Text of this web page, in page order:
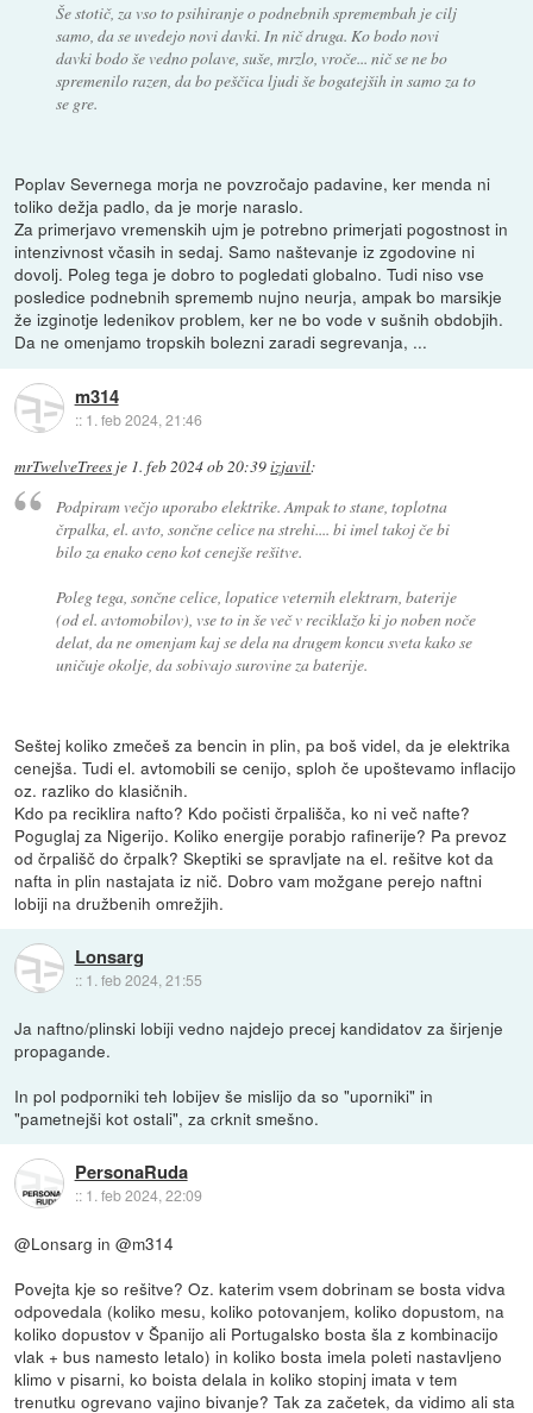
Še stotič, za vso to psihiranje o podnebnih spremembah je cilj
samo, da se uvedejo novi davki. In nič druga. Ko bodo novi
davki bodo še vedno polave, suše, mrzlo, vroče... nič se ne bo
spremenilo razen, da bo peščica ljudi še bogatejših in samo za to
se gre.
Poplav Severnega morja ne povzročajo padavine, ker menda ni
toliko dežja padlo, da je morje naraslo.
Za primerjavo vremenskih ujm je potrebno primerjati pogostnost in
intenzivnost včasih in sedaj. Samo naštevanje iz zgodovine ni
dovolj. Poleg tega je dobro to pogledati globalno. Tudi niso vse
posledice podnebnih sprememb nujno neurja, ampak bo marsikje
že izginotje ledenikov problem, ker ne bo vode v sušnih obdobjih.
Da ne omenjamo tropskih bolezni zaradi segrevanja, ...
m314
:: 1. feb 2024, 21:46
mrTwelveTrees je 1. feb 2024 ob 20:39izjavil:
Podpiram večjo uporabo elektrike. Ampak to stane, toplotna
črpalka, el. avto, sončne celice na strehi.... bi imel takoj če bi
bilo za enako ceno kot cenejše rešitve.
Poleg tega, sončne celice, lopatice veternih elektrarn, baterije
(od el. avtomobilov), vse to in še več v reciklažo ki jo noben noče
delat, da ne omenjam kaj se dela na drugem koncu sveta kako se
uničuje okolje, da sobivajo surovine za baterije.
Seštej koliko zmečeš za bencin in plin, pa boš videl, da je elektrika
cenejša. Tudi el. avtomobili se cenijo, sploh če upoštevamo inflacijo
oz. razliko do klasičnih.
Kdo pa reciklira nafto? Kdo počisti črpališča, ko ni več nafte?
Poguglaj za Nigerijo. Koliko energije porabjo rafinerije? Pa prevoz
od črpališč do črpalk? Skeptiki se spravljate na el. rešitve kot da
nafta in plin nastajata iz nič. Dobro vam možgane perejo naftni
lobiji na družbenih omrežjih.
Lonsarg
:: 1. feb 2024, 21:55
Ja naftno/plinski lobiji vedno najdejo precej kandidatov za širjenje
propagande.
In pol podporniki teh lobijev še mislijo da so "uporniki" in
"pametnejši kot ostali", za crknit smešno.
PersonaRuda
:: 1. feb 2024, 22:09
@Lonsarg in @m314
Povejta kje so rešitve? Oz. katerim vsem dobrinam se bosta vidva
odpovedala (koliko mesu, koliko potovanjem, koliko dopustom, na
koliko dopustov v Španijo ali Portugalsko bosta šla z kombinacijo
vlak + bus namesto letalo) in koliko bosta imela poleti nastavljeno
klimo v pisarni, ko boista delala in koliko stopinj imata v tem
trenutku ogrevano vajino bivanje? Tak za začetek, da vidimo ali sta